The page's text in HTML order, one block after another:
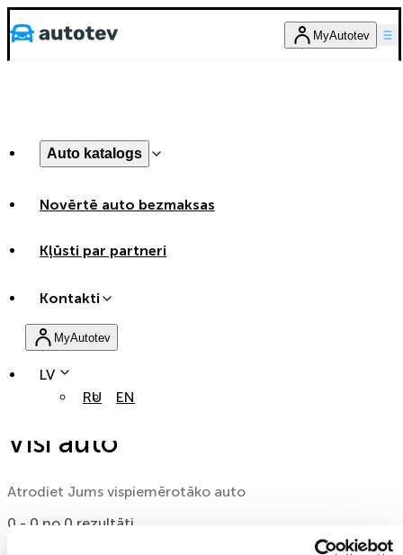
MyAutotev
Auto katalogs
Novērtē auto bezmaksas
Kļūsti par partneri
Kontakti
MyAutotev
LV
RU
EN
Visi auto
Atrodiet Jums vispiemērotāko auto
0 - 0 no 0 rezultāti